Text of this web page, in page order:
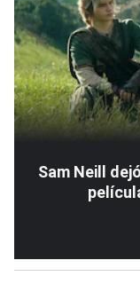
Sam Neill